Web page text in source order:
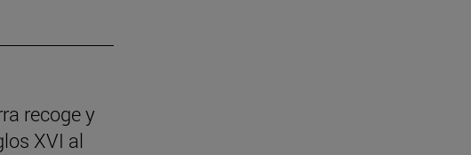
recoge y
XVI al